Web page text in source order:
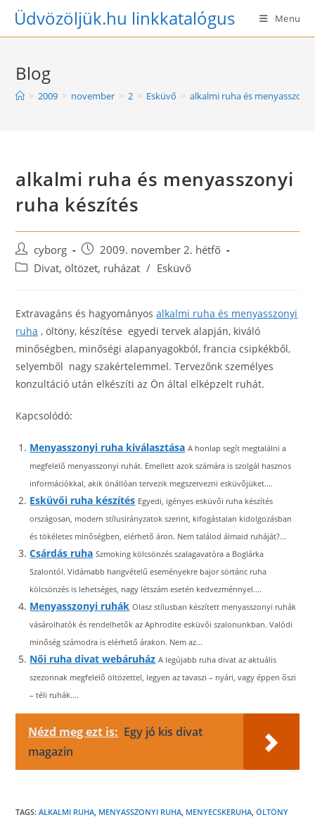
SkipÜdvözöljük.hu linkkatalógus Menu
Blog
> 2009 > november > 2 > Esküvő > alkalmi ruha és
alkalmi ruha és menyasszonyi
ruha készítés
Post
author:
cyborg
Post
published:
2009. november 2. hétfő
PostDivat, öltözet, ruházat / Esküvő
Extravagáns és hagyományosalkalmi ruha és menyasszonyi
ruha , öltöny, készítése egyedi tervek alapján, kiváló
minőségben, minőségi alapanyagokból, francia csipkékből,
selyemből nagy szakértelemmel. Tervezőnk személyes
konzultáció után elkészíti az Ön által elképzelt ruhát.
Kapcsolódó:
Menyasszonyi ruha kiválasztása A honlap segít megtalálni a
megfelelő menyasszonyi ruhát. Emellett azok számára is szolgál hasznos
információkkal, akik önállóan tervezik megszervezni esküvőjüket....
Esküvői ruha készítés Egyedi, igényes esküvői ruha készítés
országosan, modern stílusirányzatok szerint, kifogástalan kidolgozásban
és tökéletes minőségben, elérhető áron. Nem találod álmaid ruháját?...
Csárdás ruha Szmoking kölcsönzés szalagavatóra a Boglárka
Szalontól. Vidámabb hangvételű eseményekre bajor sörtánc ruha
kölcsönzés is lehetséges, nagy létszám esetén kedvezménnyel....
Menyasszonyi ruhák Olasz stílusban készített menyasszonyi ruhák
vásárolhatók és rendelhetők az Aphrodite esküvői szalonunkban. Valódi
minőség számodra is elérhető árakon. Nem az...
Női ruha divat webáruház A legújabb ruha divat az aktuális
szezonnak megfelelő öltözettel, legyen az tavaszi – nyári, vagy éppen őszi
– téli ruhák....
Nézd meg ezt is: Egy jó kis divat
magazin
TAGS:ALKALMI RUHA, MENYASSZONYI RUHA, MENYECSKERUHA, ÖLTÖNY